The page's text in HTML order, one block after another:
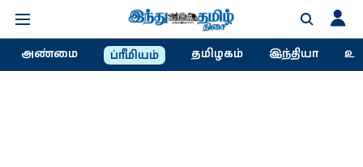
அண்மை ப்ரீமியம் தமிழகம் இந்தியா